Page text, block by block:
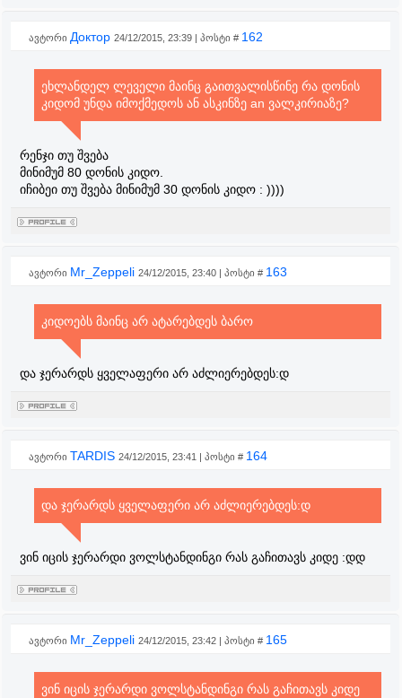
ავტორი Доктор 24/12/2015, 23:39 | პოსტი # 162
ეხლანდელ ლეველი მაინც გაითვალისწინე რა დონის
კიდომ უნდა იმოქმედოს ან ასკინზე an ვალკირიაზე?
რენჯი თუ შვება
მინიმუმ 80 დონის კიდო.
იჩიბეი თუ შვება მინიმუმ 30 დონის კიდო : ))))
ავტორი Mr_Zeppeli 24/12/2015, 23:40 | პოსტი # 163
კიდოებს მაინც არ ატარებდეს ბარო
და ჯერარდს ყველაფერი არ აძლიერებდეს:დ
ავტორი TARDIS 24/12/2015, 23:41 | პოსტი # 164
და ჯერარდს ყველაფერი არ აძლიერებდეს:დ
ვინ იცის ჯერარდი ვოლსტანდინგი რას გაჩითავს კიდე :დდ
ავტორი Mr_Zeppeli 24/12/2015, 23:42 | პოსტი # 165
ვინ იცის ჯერარდი ვოლსტანდინგი რას გაჩითავს კიდე